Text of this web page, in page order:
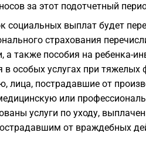
за этот подотчетный
социальных выплат будет
страхования
а также пособия на ребенка-
особых услугах при тяжелых
лица, пострадавшие от
или
услуги по уходу,
от враждебных